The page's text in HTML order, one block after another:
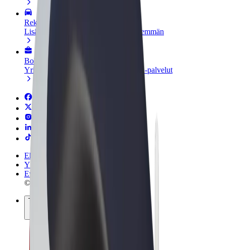
Rekisteröidy fleet-omistajaksi
Lisää autokantasi Boltiin ja tienaa enemmän
Bolt for Business
Yrityksellesi skaalatut Bolt-tuotteet ja -palvelut
Ehdot
Yksityisyys
Evästeet
© 2026 Bolt Technology OÜ
Tuotteet
Kyydit
Sähköpotkulaudat